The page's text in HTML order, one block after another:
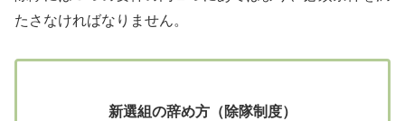
たさなければなりません。
新選組の辞め方（除隊制度）